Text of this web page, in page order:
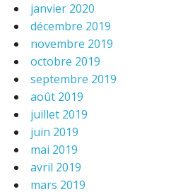
janvier 2020
décembre 2019
novembre 2019
octobre 2019
septembre 2019
août 2019
juillet 2019
juin 2019
mai 2019
avril 2019
mars 2019